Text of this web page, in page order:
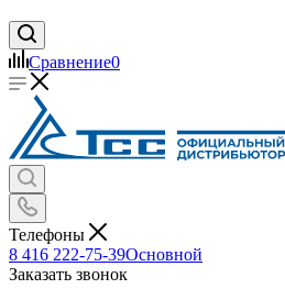
Сравнение0
Телефоны
8 416 222-75-39Основной
Заказать звонок